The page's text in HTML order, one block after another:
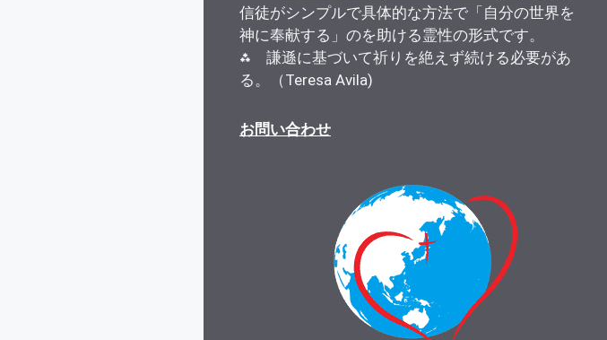
信徒がシンプルで具体的な方法で「自分の世界を
神に奉献する」のを助ける霊性の形式です。
⁂ 謙遜に基づいて祈りを絶えず続ける必要があ
る。（Teresa Avila)
お問い合わせ